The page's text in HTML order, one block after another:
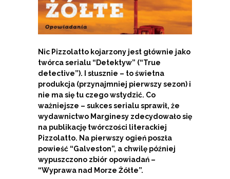
Nic Pizzolatto kojarzony jest głównie jako
twórca serialu “Detektyw” (“True
detective”). I słusznie – to świetna
produkcja (przynajmniej pierwszy sezon) i
nie ma się tu czego wstydzić. Co
ważniejsze – sukces serialu sprawił, że
wydawnictwo Marginesy zdecydowało się
na publikację twórczości literackiej
Pizzolatto. Na pierwszy ogień poszła
powieść “Galveston”, a chwilę później
wypuszczono zbiór opowiadań –
“Wyprawa nad Morze Żółte”.